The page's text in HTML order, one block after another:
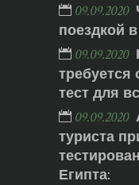
09.09.2020
поездкой
09.09.2020
тест для
09.09.2020
туриста
Египта: